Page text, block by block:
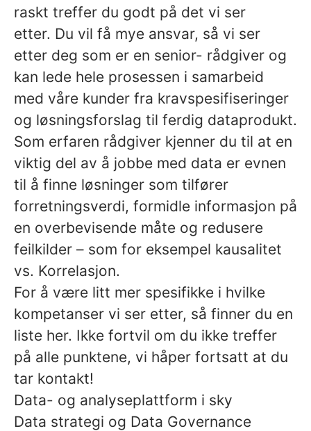
raskt treffer du godt på det vi ser
etter. Du vil få mye ansvar, så vi ser
etter deg som er en senior- rådgiver og
kan lede hele prosessen i samarbeid
med våre kunder fra kravspesifiseringer
og løsningsforslag til ferdig dataprodukt.
Som erfaren rådgiver kjenner du til at en
viktig del av å jobbe med data er evnen
til å finne løsninger som tilfører
forretningsverdi, formidle informasjon på
en overbevisende måte og redusere
feilkilder – som for eksempel kausalitet
vs. Korrelasjon.
For å være litt mer spesifikke i hvilke
kompetanser vi ser etter, så finner du en
liste her. Ikke fortvil om du ikke treffer
på alle punktene, vi håper fortsatt at du
tar kontakt!
Data- og analyseplattform i sky
Data strategi og Data Governance